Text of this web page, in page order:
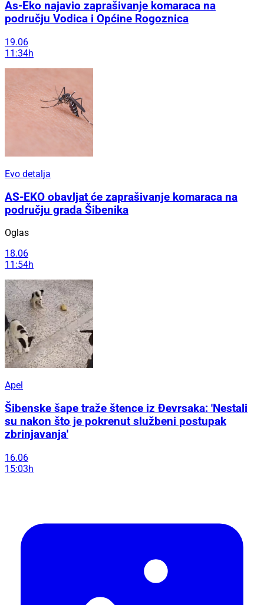
As-Eko najavio zaprašivanje komaraca na
području Vodica i Općine Rogoznica
19.06
11:34h
Evo detalja
AS-EKO obavljat će zaprašivanje komaraca na
području grada Šibenika
Oglas
18.06
11:54h
Apel
Šibenske šape traže štence iz Đevrsaka: 'Nestali
su nakon što je pokrenut službeni postupak
zbrinjavanja'
16.06
15:03h